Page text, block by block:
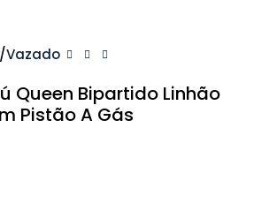
Vazado
Queen Bipartido Linhão
Pistão A Gás